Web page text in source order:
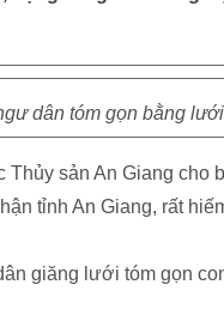
dân tóm gọn bằng
sản An Giang cho
tỉnh An Giang, rất
giăng lưới tóm gọn